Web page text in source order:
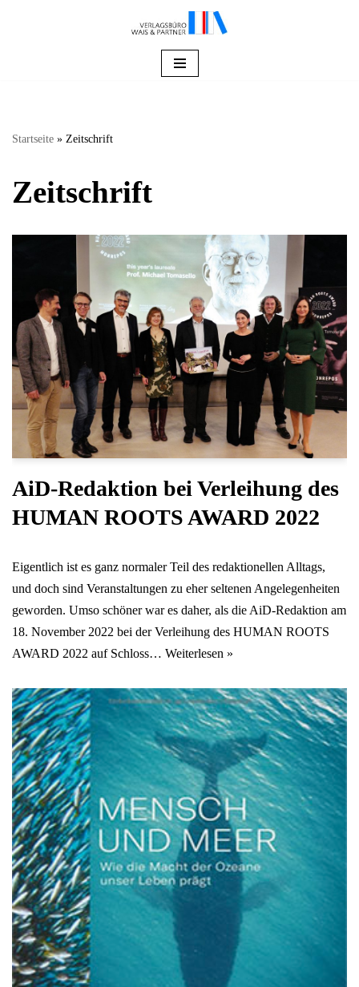
Startseite » Zeitschrift
Zeitschrift
AiD-Redaktion bei Verleihung des
HUMAN ROOTS AWARD 2022
Eigentlich ist es ganz normaler Teil des redaktionellen Alltags,
und doch sind Veranstaltungen zu eher seltenen Angelegenheiten
geworden. Umso schöner war es daher, als die AiD-Redaktion am
18. November 2022 bei der Verleihung des HUMAN ROOTS
AWARD 2022 auf Schloss… Weiterlesen »